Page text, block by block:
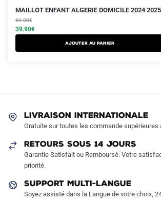
MAILLOT ENFANT ALGERIE DOMICILE 2024 2025
69.90€
Le
prix
initial
était :
39.90€
Le
prix
actuel
est :
AJOUTER AU PANIER
Ce
produit
a
choisies
la
page
produit
LIVRAISON INTERNATIONALE
Gratuite sur toutes les commande supérieures
RETOURS SOUS 14 JOURS
Garantie Satisfait ou Remboursé. Votre
priorité.
SUPPORT MULTI-LANGUE
Soyez assisté dans la Langue de votre choix,